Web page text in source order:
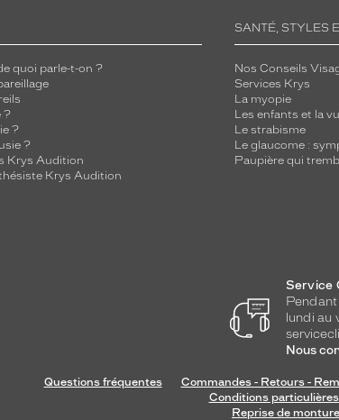
quoi parle-t-on ?
?
?
?
Krys Audition
Krys Audition
SANTÉ, STYLES
Nos Conseils
Services Krys
La myopie
Les enfants et la
Le strabisme
Le glaucome :
Paupière qui
Service
lundi au
Nous
Questions fréquentes Commandes - Retours -
Conditions
Reprise de